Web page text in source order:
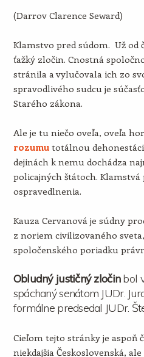
(Darrov Clarence Seward)
Klamstvo pred súdom. Už od
ťažký zločin. Cnostná
stránila a vylučovala ich zo
spravodlivého sudcu je
Starého zákona.
Ale je tu niečo oveľa, oveľa
rozumutotálnou
dejinách k nemu dochádza
policajných štátoch.
ospravedlnenia.
Kauza Cervanová je súdny
z noriem civilizovaného
spoločenského poriadku
Obludný justičný zločinbol
spáchaný senátom JUDr.
formálne predsedal JUDr.
Cieľom tejto stránky je aspoň
niekdajšia Československá,